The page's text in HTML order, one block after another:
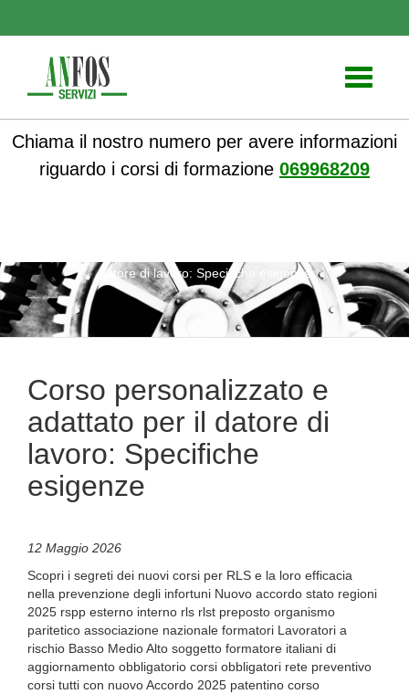
Toggle
Chiama il nostro numero per avere informazioni
riguardo i corsi di formazione 069968209
datore di lavoro: Specifiche esigenze
Corso personalizzato e
adattato per il datore di
lavoro: Specifiche
esigenze
12 Maggio 2026
Scopri i segreti dei nuovi corsi per RLS e la loro efficacia
nella prevenzione degli infortuni Nuovo accordo stato regioni
2025 rspp esterno interno rls rlst preposto organismo
paritetico associazione nazionale formatori Lavoratori a
rischio Basso Medio Alto soggetto formatore italiani di
aggiornamento obbligatorio corsi obbligatori rete preventivo
corsi tutti con nuovo Accordo 2025 patentino corso